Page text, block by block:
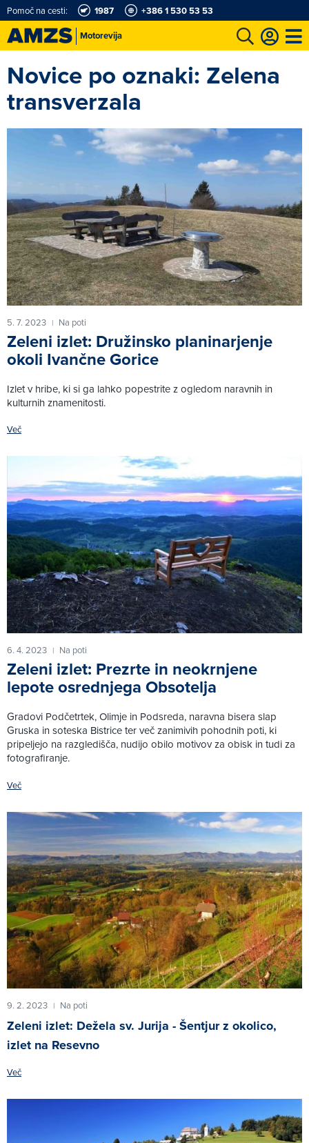
Motorevija
Pomoč na cesti: 1987 +386 1 530 53 53
Karting in motošportni center Najboljši za volanom Moj AMZS
Novice po oznaki: Zelena
transverzala
5. 7. 2023 | Na poti
Zeleni izlet: Družinsko planinarjenje
okoli Ivančne Gorice
Izlet v hribe, ki si ga lahko popestrite z ogledom naravnih in
kulturnih znamenitosti.
Več
6. 4. 2023 | Na poti
Zeleni izlet: Prezrte in neokrnjene
lepote osrednjega Obsotelja
Gradovi Podčetrtek, Olimje in Podsreda, naravna bisera slap
Gruska in soteska Bistrice ter več zanimivih pohodnih poti, ki
pripeljejo na razgledišča, nudijo obilo motivov za obisk in tudi za
fotografiranje.
Več
9. 2. 2023 | Na poti
Zeleni izlet: Dežela sv. Jurija - Šentjur z okolico,
izlet na Resevno
Več